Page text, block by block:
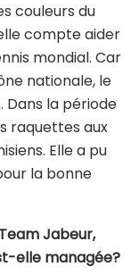
couleurs du
compte aider
mondial. Car
nationale, le
Dans la période
raquettes aux
Elle a pu
la bonne
Jabeur,
elle managée?